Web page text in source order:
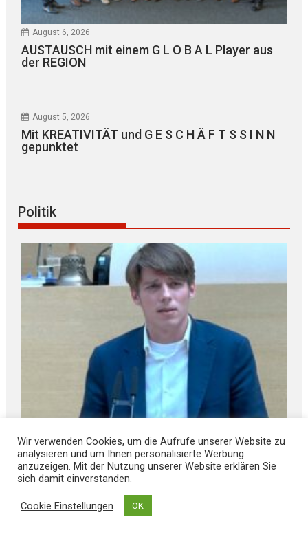
August 6, 2026
AUSTAUSCH mit einem G L O B A L Player aus
der REGION
August 5, 2026
Mit KREATIVITÄT und G E S C H Ä F T S S I N N
gepunktet
Politik
August 6, 2026
Sozial S C H W Ä C H E R E nicht benachteiligen
Wir verwenden Cookies, um die Aufrufe unserer Website zu
analysieren und um Ihnen personalisierte Werbung
anzuzeigen. Mit der Nutzung unserer Website erklären Sie
sich damit einverstanden.
Cookie Einstellungen OK